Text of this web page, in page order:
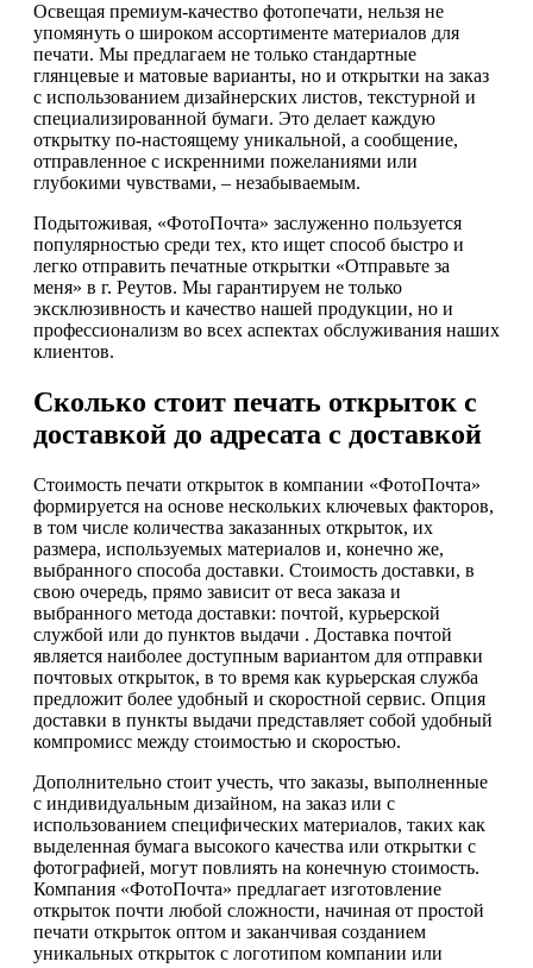
Освещая премиум-качество фотопечати, нельзя не
упомянуть о широком ассортименте материалов для
печати. Мы предлагаем не только стандартные
глянцевые и матовые варианты, но и открытки на заказ
с использованием дизайнерских листов, текстурной и
специализированной бумаги. Это делает каждую
открытку по-настоящему уникальной, а сообщение,
отправленное с искренними пожеланиями или
глубокими чувствами, – незабываемым.
Подытоживая, «ФотоПочта» заслуженно пользуется
популярностью среди тех, кто ищет способ быстро и
легко отправить печатные открытки «Отправьте за
меня» в г. Реутов. Мы гарантируем не только
эксклюзивность и качество нашей продукции, но и
профессионализм во всех аспектах обслуживания наших
клиентов.
Сколько стоит печать открыток с
доставкой до адресата с доставкой
Стоимость печати открыток в компании «ФотоПочта»
формируется на основе нескольких ключевых факторов,
в том числе количества заказанных открыток, их
размера, используемых материалов и, конечно же,
выбранного способа доставки. Стоимость доставки, в
свою очередь, прямо зависит от веса заказа и
выбранного метода доставки: почтой, курьерской
службой или до пунктов выдачи . Доставка почтой
является наиболее доступным вариантом для отправки
почтовых открыток, в то время как курьерская служба
предложит более удобный и скоростной сервис. Опция
доставки в пункты выдачи представляет собой удобный
компромисс между стоимостью и скоростью.
Дополнительно стоит учесть, что заказы, выполненные
с индивидуальным дизайном, на заказ или с
использованием специфических материалов, таких как
выделенная бумага высокого качества или открытки с
фотографией, могут повлиять на конечную стоимость.
Компания «ФотоПочта» предлагает изготовление
открыток почти любой сложности, начиная от простой
печати открыток оптом и заканчивая созданием
уникальных открыток с логотипом компании или